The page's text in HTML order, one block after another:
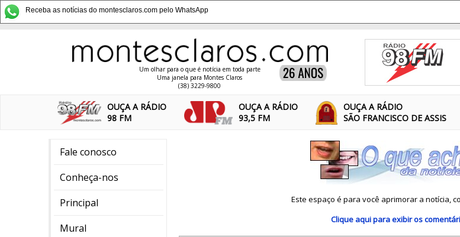
Receba as notícias do montesclaros.com pelo WhatsApp
Um olhar para o que é notícia em toda parte
Uma janela para Montes Claros
(38) 3229-9800
OUÇA A RÁDIO
98 FM
OUÇA A RÁDIO
93,5 FM
OUÇA A RÁDIO
SÃO FRANCISCO DE ASSIS
Fale conosco
Conheça-nos
Principal
Mural
Este espaço é para você aprimorar a notícia,
Clique aquipara exibir os